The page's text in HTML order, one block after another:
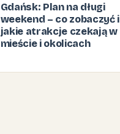
Gdańsk: Plan na długi
weekend – co zobaczyć i
jakie atrakcje czekają w
mieście i okolicach